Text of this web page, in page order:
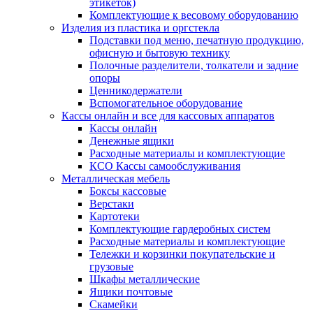
этикеток)
Комплектующие к весовому оборудованию
Изделия из пластика и оргстекла
Подставки под меню, печатную продукцию,
офисную и бытовую технику
Полочные разделители, толкатели и задние
опоры
Ценникодержатели
Вспомогательное оборудование
Кассы онлайн и все для кассовых аппаратов
Кассы онлайн
Денежные ящики
Расходные материалы и комплектующие
КСО Кассы самообслуживания
Металлическая мебель
Боксы кассовые
Верстаки
Картотеки
Комплектующие гардеробных систем
Расходные материалы и комплектующие
Тележки и корзинки покупательские и
грузовые
Шкафы металлические
Ящики почтовые
Скамейки